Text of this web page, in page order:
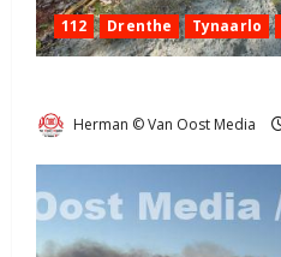
112 Drenthe Tynaarlo
Herman © Van Oost Media